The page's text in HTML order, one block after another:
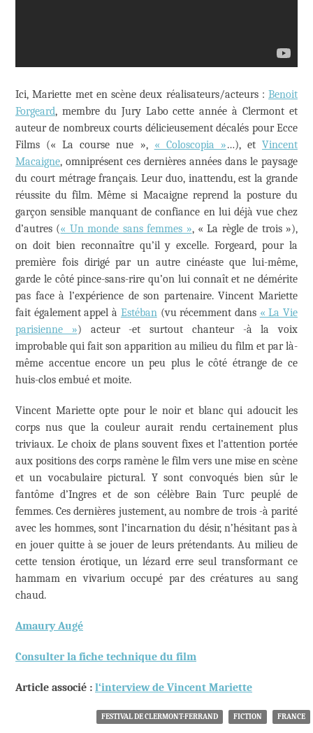
Ici, Mariette met en scène deux réalisateurs/acteurs : Benoit
Forgeard, membre du Jury Labo cette année à Clermont et
auteur de nombreux courts délicieusement décalés pour Ecce
Films (« La course nue », « Coloscopia »…), etVincent
Macaigne, omniprésent ces dernières années dans le paysage
du court métrage français. Leur duo, inattendu, est la grande
réussite du film. Même si Macaigne reprend la posture du
garçon sensible manquant de confiance en lui déjà vue chez
d’autres (« Un monde sans femmes », « La règle de trois »),
on doit bien reconnaître qu’il y excelle. Forgeard, pour la
première fois dirigé par un autre cinéaste que lui-même,
garde le côté pince-sans-rire qu’on lui connaît et ne démérite
pas face à l’expérience de son partenaire. Vincent Mariette
fait également appel à Estéban(vu récemment dans « La Vie
parisienne ») acteur -et surtout chanteur -à la voix
improbable qui fait son apparition au milieu du film et par là-
même accentue encore un peu plus le côté étrange de ce
huis-clos embué et moite.
Vincent Mariette opte pour le noir et blanc qui adoucit les
corps nus que la couleur aurait rendu certainement plus
triviaux. Le choix de plans souvent fixes et l’attention portée
aux positions des corps ramène le film vers une mise en scène
et un vocabulaire pictural. Y sont convoqués bien sûr le
fantôme d’Ingres et de son célèbre Bain Turc peuplé de
femmes. Ces dernières justement, au nombre de trois -à parité
avec les hommes, sont l’incarnation du désir, n’hésitant pas à
en jouer quitte à se jouer de leurs prétendants. Au milieu de
cette tension érotique, un lézard erre seul transformant ce
hammam en vivarium occupé par des créatures au sang
chaud.
Amaury Augé
Consulter la fiche technique du film
Article associé : l‘interview de Vincent Mariette
FESTIVAL DE CLERMONT-FERRAND FICTION FRANCE